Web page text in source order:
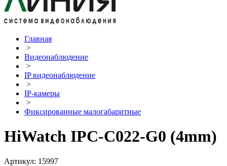
Главная
>
Видеонаблюдение
>
IP видеонаблюдение
>
IP-камеры
>
Фиксированные малогабаритные
HiWatch IPC-C022-G0 (4mm)
Артикул: 15997